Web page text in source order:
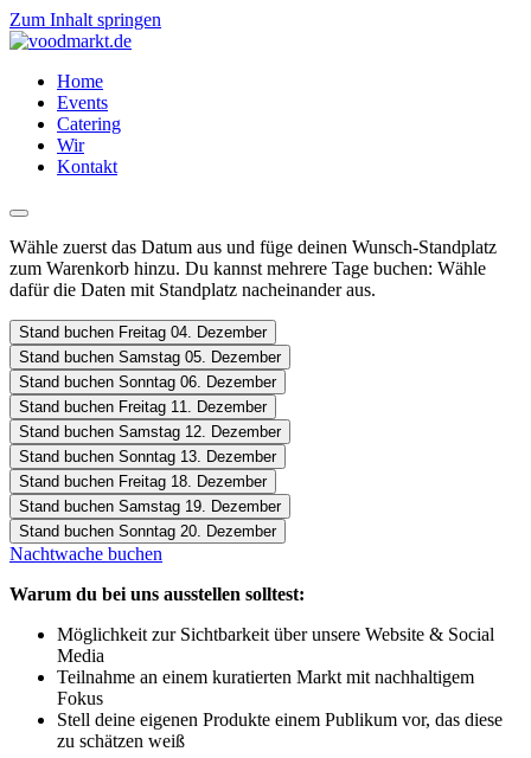
Zum Inhalt springen
Home
Events
Catering
Wir
Kontakt
Wähle zuerst das Datum aus und füge deinen Wunsch-Standplatz
zum Warenkorb hinzu. Du kannst mehrere Tage buchen: Wähle
dafür die Daten mit Standplatz nacheinander aus.
Stand buchen Freitag 04. Dezember
Stand buchen Samstag 05. Dezember
Stand buchen Sonntag 06. Dezember
Stand buchen Freitag 11. Dezember
Stand buchen Samstag 12. Dezember
Stand buchen Sonntag 13. Dezember
Stand buchen Freitag 18. Dezember
Stand buchen Samstag 19. Dezember
Stand buchen Sonntag 20. Dezember
Nachtwache buchen
Warum du bei uns ausstellen solltest:
Möglichkeit zur Sichtbarkeit über unsere Website & Social
Media
Teilnahme an einem kuratierten Markt mit nachhaltigem
Fokus
Stell deine eigenen Produkte einem Publikum vor, das diese
zu schätzen weiß